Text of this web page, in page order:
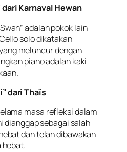
Karnaval Hewan
adalah pokok lain
solo dikatakan
meluncur dengan
piano adalah kaki
dari Thaïs
masa refleksi dalam
dianggap sebagai salah
dan telah dibawakan
hebat.